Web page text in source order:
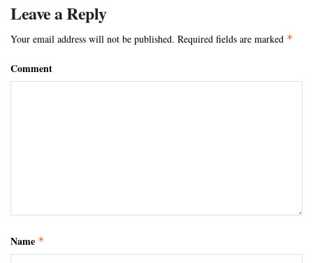
Leave a Reply
Your email address will not be published. Required fields are marked *
Comment
Name *